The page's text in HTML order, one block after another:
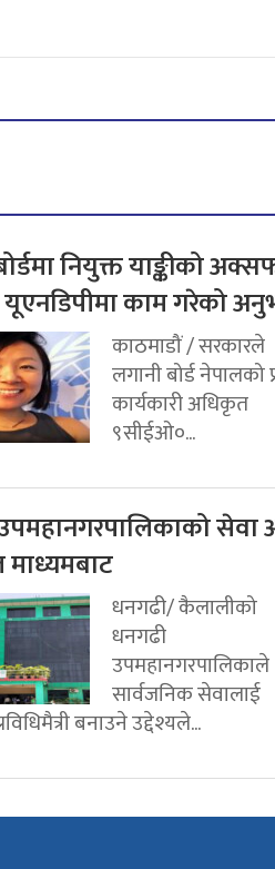
नियुक्त याङ्कीको
काम गरेको
काठमाडौं / सरकारले
लगानी बोर्ड नेपालको
कार्यकारी अधिकृत
९सीईओ०...
सेवा
धनगढी/ कैलालीको
धनगढी
उपमहानगरपालिकाले
सार्वजनिक सेवालाई
बनाउने उद्देश्यले...